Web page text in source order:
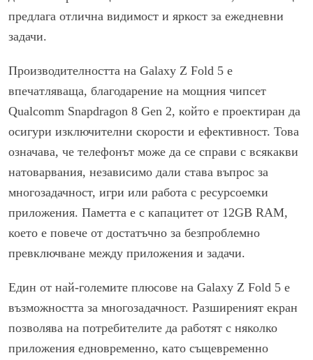
предлага отлична видимост и яркост за ежедневни
задачи.
Производителността на Galaxy Z Fold 5 е
впечатляваща, благодарение на мощния чипсет
Qualcomm Snapdragon 8 Gen 2, който е проектиран да
осигури изключителни скорости и ефективност. Това
означава, че телефонът може да се справи с всякакви
натоварвания, независимо дали става въпрос за
многозадачност, игри или работа с ресурсоемки
приложения. Паметта е с капацитет от 12GB RAM,
което е повече от достатъчно за безпроблемно
превключване между приложения и задачи.
Един от най-големите плюсове на Galaxy Z Fold 5 е
възможността за многозадачност. Разширеният екран
позволява на потребителите да работят с няколко
приложения едновременно, като същевременно